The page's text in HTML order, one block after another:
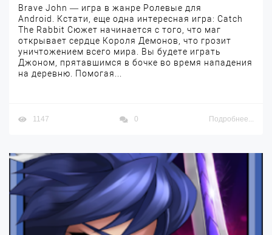
Brave John — игра в жанре Ролевые для
Android. Кстати, еще одна интересная игра: Catch
The Rabbit Сюжет начинается с того, что маг
открывает сердце Короля Демонов, что грозит
уничтожением всего мира. Вы будете играть
Джоном, прятавшимся в бочке во время нападения
на деревню. Помогая...
1147 0 Подробнее...